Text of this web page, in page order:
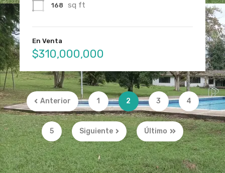
168 sq ft
En Venta
$310,000,000
Anterior 1 2 3 4
5 Siguiente Último